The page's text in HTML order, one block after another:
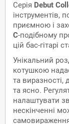
Серія Debut
інструментів,
приємною і
С-подібному
цій бас-
Унікальний
котушкою
та виразності,
та ясно.
налаштувати
нескінченні